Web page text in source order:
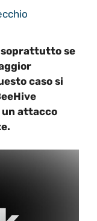
soprattutto se
caso si
attacco